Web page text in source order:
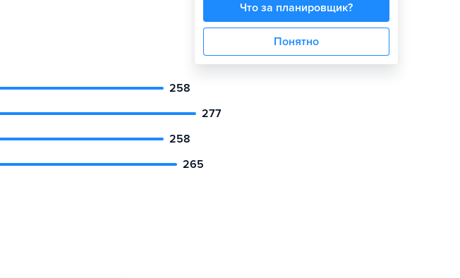
258
277
258
265
Что за планировщик?
Понятно